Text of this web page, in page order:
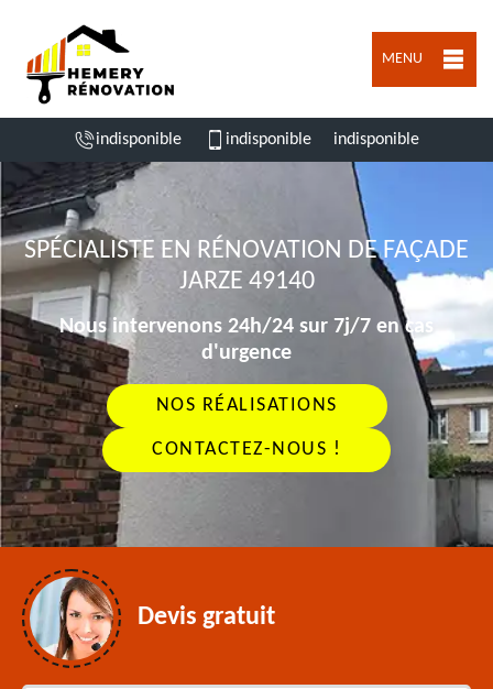
MENU
indisponible indisponible indisponible
SPÉCIALISTE EN RÉNOVATION DE FAÇADE
JARZE 49140
Nous intervenons 24h/24 sur 7j/7 en cas
d'urgence
NOS RÉALISATIONS
CONTACTEZ-NOUS !
Devis gratuit